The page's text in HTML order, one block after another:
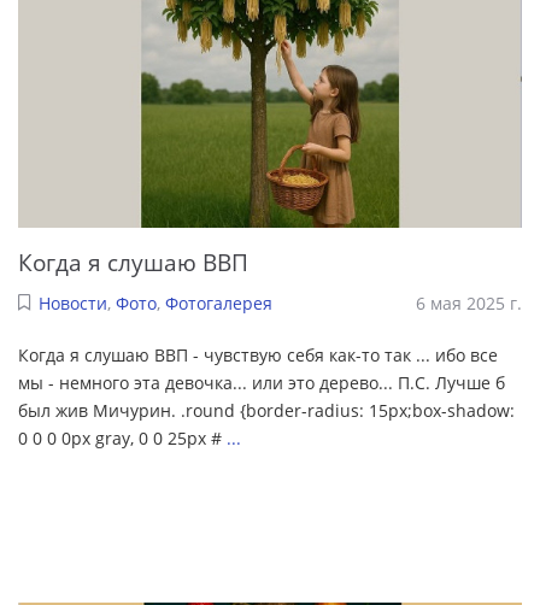
Когда я слушаю ВВП
Новости, Фото, Фотогалерея 6 мая 2025 г.
Когда я слушаю ВВП - чувствую себя как-то так ... ибо все
мы - немного эта девочка... или это дерево... П.С. Лучше б
был жив Мичурин. .round {border-radius: 15px;box-shadow:
0 0 0 0px gray, 0 0 25px # ...